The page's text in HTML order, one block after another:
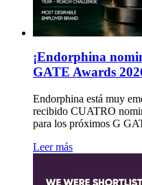
¡Endorphina
GATE Awards
Endorphina está muy
recibido CUATRO
para los próximos G
Leer más